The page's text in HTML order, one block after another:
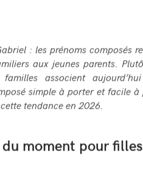
: les prénoms composés
aux jeunes parents.
associent
simple à porter et facile à
tendance en 2026.
moment pour filles